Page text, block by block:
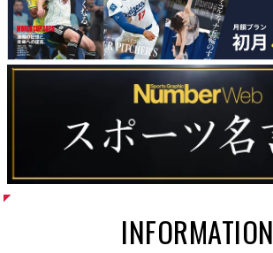
INFORMATION